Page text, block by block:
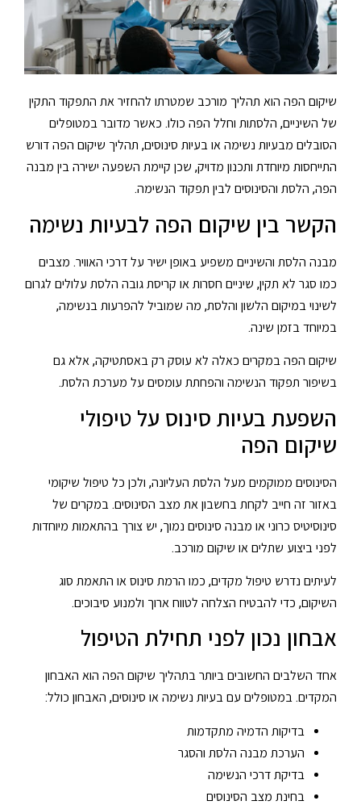
שיקום הפה הוא תהליך מורכב שמטרתו להחזיר את התפקוד התקין
של השיניים, הלסתות וחלל הפה כולו. כאשר מדובר במטופלים
הסובלים מבעיות נשימה או בעיות סינוסים, תהליך שיקום הפה דורש
התייחסות מיוחדת ותכנון מדויק, שכן קיימת השפעה ישירה בין מבנה
הפה, הלסת והסינוסים לבין תפקוד הנשימה.
הקשר בין שיקום הפה לבעיות נשימה
מבנה הלסת והשיניים משפיע באופן ישיר על דרכי האוויר. מצבים
כמו סגר לא תקין, שיניים חסרות או קריסת גובה הלסת עלולים לגרום
לשינוי במיקום הלשון והלסת, מה שמוביל להפרעות בנשימה,
במיוחד בזמן שינה.
שיקום הפה במקרים כאלה לא עוסק רק באסתטיקה, אלא גם
בשיפור תפקוד הנשימה והפחתת עומסים על מערכת הלסת.
השפעת בעיות סינוס על טיפולי
שיקום הפה
הסינוסים ממוקמים מעל הלסת העליונה, ולכן כל טיפול שיקומי
באזור זה חייב לקחת בחשבון את מצב הסינוסים. במקרים של
סינוסיטיס כרוני או מבנה סינוסים נמוך, יש צורך בהתאמות מיוחדות
לפני ביצוע שתלים או שיקום מורכב.
לעיתים נדרש טיפול מקדים, כמו הרמת סינוס או התאמת סוג
השיקום, כדי להבטיח הצלחה לטווח ארוך ולמנוע סיבוכים.
אבחון נכון לפני תחילת הטיפול
אחד השלבים החשובים ביותר בתהליך שיקום הפה הוא האבחון
המקדים. במטופלים עם בעיות נשימה או סינוסים, האבחון כולל:
בדיקות הדמיה מתקדמות
הערכת מבנה הלסת והסגר
בדיקת דרכי הנשימה
בחינת מצב הסינוסים